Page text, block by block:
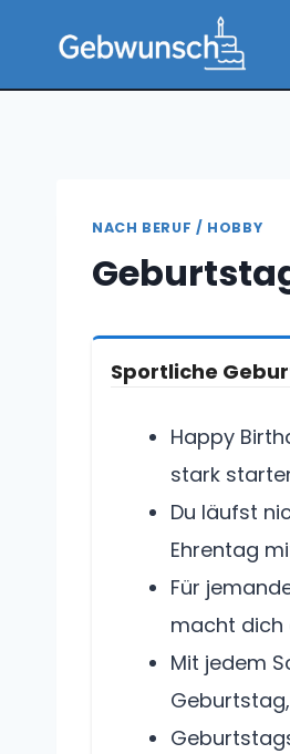
springen
NACH BERUF / HOBBY
Sportliche
Happy
stark
Du läufst
Ehrentag
Für
macht dich
Mit jedem